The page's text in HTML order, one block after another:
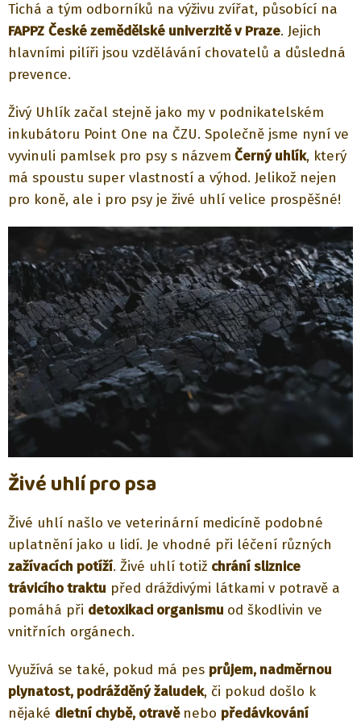
Tichá a tým odborníků na výživu zvířat, působící na
FAPPZ České zemědělské univerzitě v Praze. Jejich
hlavními pilíři jsou vzdělávání chovatelů a důsledná
prevence.
Živý Uhlík začal stejně jako my v podnikatelském
inkubátoru Point One na ČZU. Společně jsme nyní ve
vyvinuli pamlsek pro psy s názvem Černý uhlík, který
má spoustu super vlastností a výhod. Jelikož nejen
pro koně, ale i pro psy je živé uhlí velice prospěšné!
Živé uhlí pro psa
Živé uhlí našlo ve veterinární medicíně podobné
uplatnění jako u lidí. Je vhodné při léčení různých
zažívacích potíží. Živé uhlí totiž chrání sliznice
trávicího traktu před dráždivými látkami v potravě a
pomáhá při detoxikaci organismu od škodlivin ve
vnitřních orgánech.
Využívá se také, pokud má pes průjem, nadměrnou
plynatost, podrážděný žaludek, či pokud došlo k
nějaké dietní chybě, otravě nebo předávkování